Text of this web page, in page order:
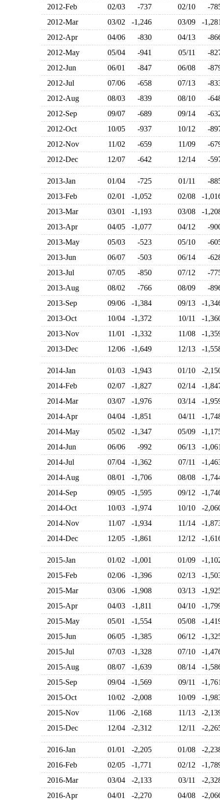
2012-Feb
02/03 -737 02/10
-
2012-Mar
03/02 -1,246 03/09
-
2012-Apr
04/06 -830 04/13
-
2012-May
05/04 -941 05/11
-
2012-Jun
06/01 -847 06/08
-
2012-Jul
07/06 -658 07/13
-
2012-Aug
08/03 -839 08/10
-
2012-Sep
09/07 -689 09/14
-
2012-Oct
10/05 -937 10/12
-
2012-Nov
11/02 -659 11/09
-
2012-Dec
12/07 -642 12/14 -
2013-Jan 01/04 -725 01/11
-
2013-Feb
02/01 -1,052 02/08
-
2013-Mar
03/01 -1,193 03/08
-
2013-Apr
04/05 -1,077 04/12
-
2013-May
05/03 -523 05/10
-
2013-Jun
06/07 -503 06/14
-
2013-Jul
07/05 -850 07/12
-
2013-Aug
08/02 -766 08/09
-
2013-Sep
09/06 -1,384 09/13
-
2013-Oct
10/04 -1,372 10/11
-
2013-Nov
11/01 -1,332 11/08
-
2013-Dec
12/06 -1,649 12/13 -
2014-Jan 01/03 -1,943 01/10
-
2014-Feb
02/07 -1,827 02/14
-
2014-Mar
03/07 -1,976 03/14
-
2014-Apr
04/04 -1,851 04/11
-
2014-May
05/02 -1,347 05/09
-
2014-Jun
06/06 -992 06/13
-
2014-Jul
07/04 -1,362 07/11
-
2014-Aug
08/01 -1,706 08/08
-
2014-Sep
09/05 -1,595 09/12
-
2014-Oct
10/03 -1,974 10/10
-
2014-Nov
11/07 -1,934 11/14
-
2014-Dec
12/05 -1,861 12/12 -
2015-Jan 01/02 -1,001 01/09
-
2015-Feb
02/06 -1,396 02/13
-
2015-Mar
03/06 -1,908 03/13
-
2015-Apr
04/03 -1,811 04/10
-
2015-May
05/01 -1,554 05/08
-
2015-Jun
06/05 -1,385 06/12
-
2015-Jul
07/03 -1,328 07/10
-
2015-Aug
08/07 -1,639 08/14
-
2015-Sep
09/04 -1,569 09/11
-
2015-Oct
10/02 -2,008 10/09
-
2015-Nov
11/06 -2,168 11/13
-
2015-Dec
12/04 -2,312 12/11 -
2016-Jan 01/01 -2,205 01/08
-
2016-Feb
02/05 -1,771 02/12
-
2016-Mar
03/04 -2,133 03/11
-
2016-Apr
04/01 -2,270 04/08
-